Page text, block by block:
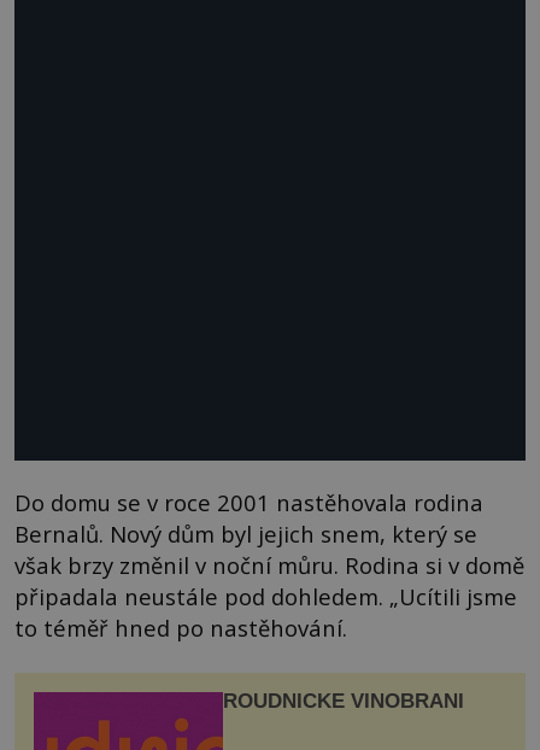
Do domu se v roce 2001 nastěhovala rodina
Bernalů. Nový dům byl jejich snem, který se
však brzy změnil v noční můru. Rodina si v domě
připadala neustále pod dohledem. „Ucítili jsme
to téměř hned po nastěhování.
ROUDNICKÉ VINOBRANÍ